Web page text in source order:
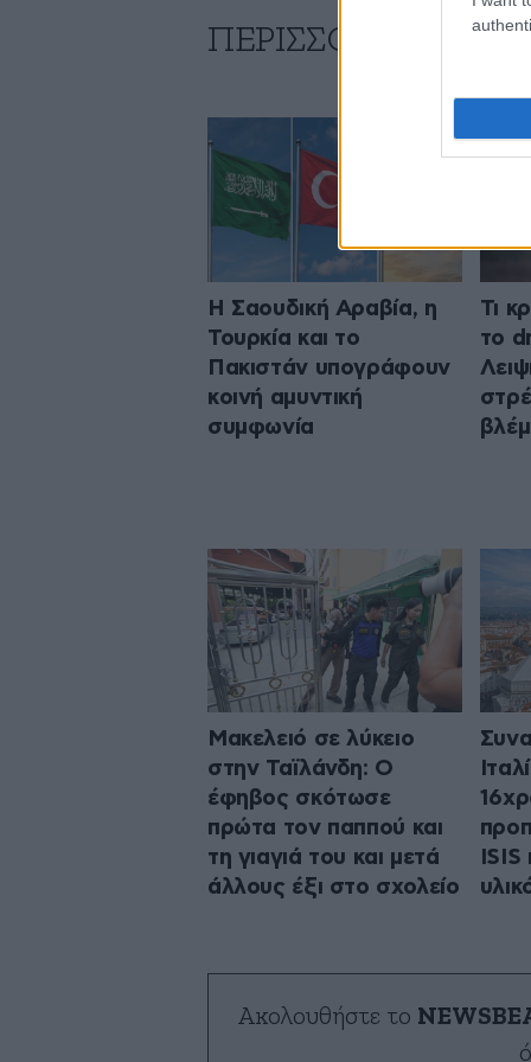
ΠΕΡΙΣΣΟΤΕΡΑ
Η Σαουδική Αραβία, η
Τουρκία και το
Πακιστάν υπογράφουν
κοινή αμυντική
συμφωνία
Τι
το
Μακελειό σε λύκειο
στην Ταϊλάνδη: Ο
έφηβος σκότωσε
πρώτα τον παππού και
τη γιαγιά του και μετά
άλλους έξι στο σχολείο
ISIS
Ακολουθήστε το